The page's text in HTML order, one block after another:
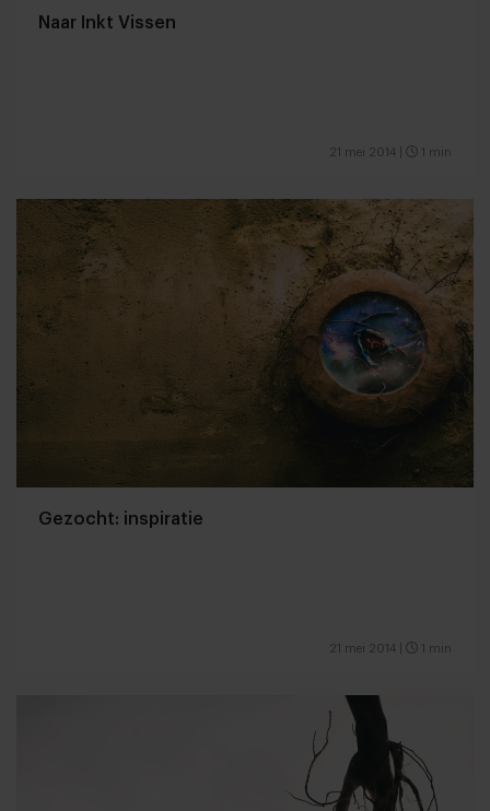
Naar Inkt Vissen
21 mei 2014 1 min
Gezocht: inspiratie
21 mei 2014 1 min